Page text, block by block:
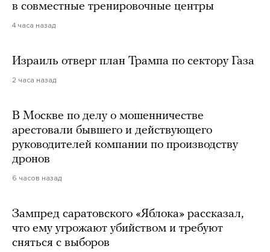
в совместные тренировочные центры
4 часа назад
Израиль отверг план Трампа по сектору Газа
2 часа назад
В Москве по делу о мошенничестве
арестовали бывшего и действующего
руководителей компании по производству
дронов
6 часов назад
Зампред саратовского «Яблока» рассказал,
что ему угрожают убийством и требуют
сняться с выборов